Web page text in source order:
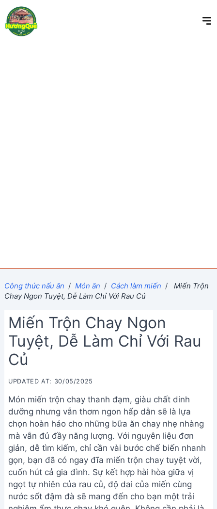
Công thức nấu ăn / Món ăn / Cách làm miến /
Miến Trộn
Chay Ngon Tuyệt, Dễ Làm Chỉ Với Rau Củ
Miến Trộn Chay Ngon
Tuyệt, Dễ Làm Chỉ Với Rau
Củ
UPDATED AT: 30/05/2025
Món miến trộn chay thanh đạm, giàu chất dinh
dưỡng nhưng vẫn thơm ngon hấp dẫn sẽ là lựa
chọn hoàn hảo cho những bữa ăn chay nhẹ nhàng
mà vẫn đủ đầy năng lượng. Với nguyên liệu đơn
giản, dễ tìm kiếm, chỉ cần vài bước chế biến nhanh
gọn, bạn đã có ngay đĩa miến trộn chay tuyệt vời,
cuốn hút cả gia đình. Sự kết hợp hài hòa giữa vị
ngọt tự nhiên của rau củ, độ dai của miến cùng
nước sốt đậm đà sẽ mang đến cho bạn một trải